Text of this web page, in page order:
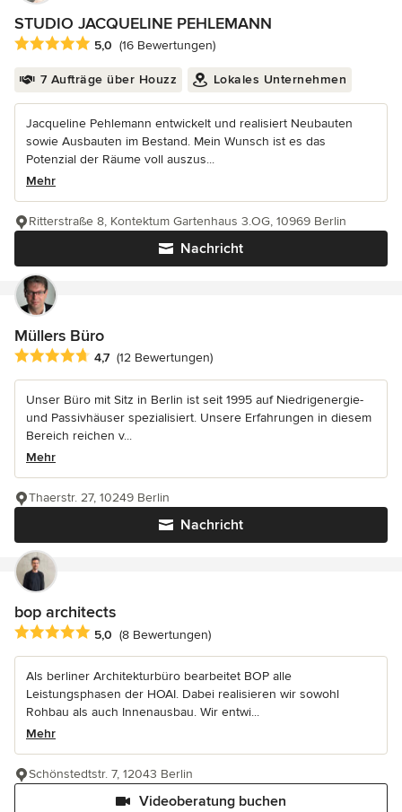
STUDIO JACQUELINE PEHLEMANN
Durchschnittliche Bewertung: 5 von 5 Sternen
5,0 (16 Bewertungen)
7 Aufträge über Houzz Lokales Unternehmen
Jacqueline Pehlemann entwickelt und realisiert Neubauten
sowie Ausbauten im Bestand. Mein Wunsch ist es das
Potenzial der Räume voll auszus...
Mehr
Nachricht
Ritterstraße 8, Kontektum Gartenhaus 3.OG, 10969 Berlin
Müllers Büro
Durchschnittliche Bewertung: 4.7 von 5 Sternen
4,7 (12 Bewertungen)
Unser Büro mit Sitz in Berlin ist seit 1995 auf Niedrigenergie-
und Passivhäuser spezialisiert. Unsere Erfahrungen in diesem
Bereich reichen v...
Mehr
Nachricht
Thaerstr. 27, 10249 Berlin
bop architects
Durchschnittliche Bewertung: 5 von 5 Sternen
5,0 (8 Bewertungen)
Als berliner Architekturbüro bearbeitet BOP alle
Leistungsphasen der HOAI. Dabei realisieren wir sowohl
Rohbau als auch Innenausbau. Wir entwi...
Mehr
Videoberatung buchen
Schönstedtstr. 7, 12043 Berlin